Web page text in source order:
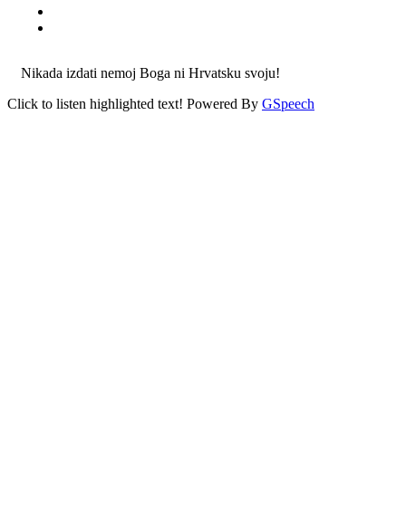
Nikada izdati nemoj Boga ni Hrvatsku svoju!
Click to listen highlighted text! Powered By GSpeech